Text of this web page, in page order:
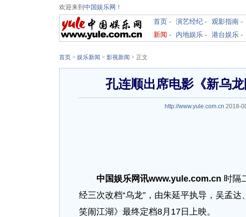
欢迎来到 中国娱乐网 ！
首页 - 演艺经纪 - 观影指南 -
新闻 - 内地娱乐 - 港台娱乐 -
首页 > 娱乐新闻 > 影视新闻 > 正文
孔连顺出席电影《新乌
http://www.yule.com.cn 2018-
中国娱乐网讯www.yule.com.cn 时隔
经三次改档“乌龙”，由朱延平执导，吴孟
笑闹江湖》最终定档8月17日上映。